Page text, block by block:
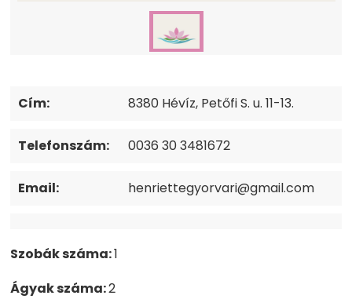
Cím: 8380 Hévíz, Petőfi S. u. 11-13.
Telefonszám: 0036 30 3481672
Email: henriettegyorvari@gmail.com
Szobák száma:1
Ágyak száma:2